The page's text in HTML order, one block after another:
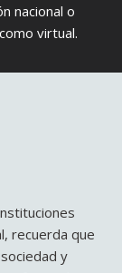
nacional o
virtual.
recuerda que
y